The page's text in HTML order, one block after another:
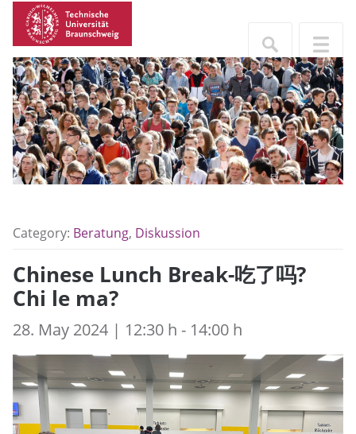
Category: Beratung, Diskussion
Chinese Lunch Break-吃了吗?
Chi le ma?
28. May 2024 | 12:30 h - 14:00 h